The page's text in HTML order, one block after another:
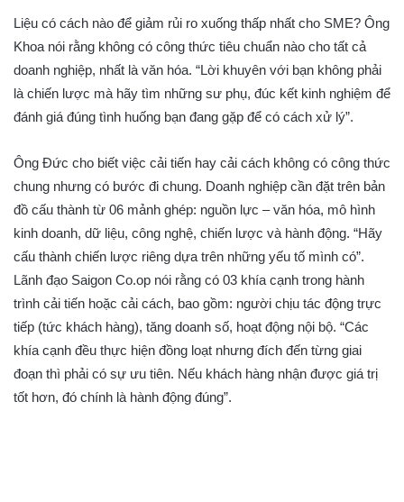
Liệu có cách nào để giảm rủi ro xuống thấp nhất cho SME? Ông
Khoa nói rằng không có công thức tiêu chuẩn nào cho tất cả
doanh nghiệp, nhất là văn hóa. “Lời khuyên với bạn không phải
là chiến lược mà hãy tìm những sư phụ, đúc kết kinh nghiệm để
đánh giá đúng tình huống bạn đang gặp để có cách xử lý”.
Ông Đức cho biết việc cải tiến hay cải cách không có công thức
chung nhưng có bước đi chung. Doanh nghiệp cần đặt trên bản
đồ cấu thành từ 06 mảnh ghép: nguồn lực – văn hóa, mô hình
kinh doanh, dữ liệu, công nghệ, chiến lược và hành động. “Hãy
cấu thành chiến lược riêng dựa trên những yếu tố mình có”.
Lãnh đạo Saigon Co.op nói rằng có 03 khía cạnh trong hành
trình cải tiến hoặc cải cách, bao gồm: người chịu tác động trực
tiếp (tức khách hàng), tăng doanh số, hoạt động nội bộ. “Các
khía cạnh đều thực hiện đồng loạt nhưng đích đến từng giai
đoạn thì phải có sự ưu tiên. Nếu khách hàng nhận được giá trị
tốt hơn, đó chính là hành động đúng”.